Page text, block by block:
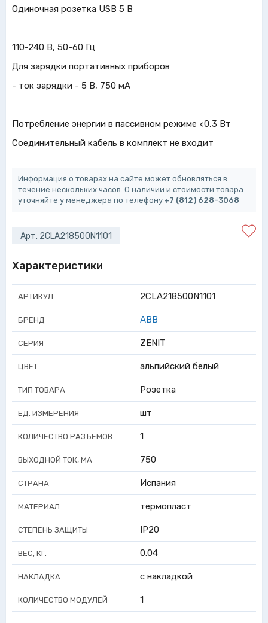
Одиночная розетка USB 5 В
110-240 В, 50-60 Гц
Для зарядки портативных приборов
- ток зарядки - 5 В, 750 мА
Потребление энергии в пассивном режиме <0,3 Вт
Соединительный кабель в комплект не входит
Информация о товарах на сайте может обновляться в
течение нескольких часов. О наличии и стоимости товара
уточняйте у менеджера по телефону +7 (812) 628-3068
Арт. 2CLA218500N1101
Характеристики
АРТИКУЛ 2CLA218500N1101
БРЕНД ABB
СЕРИЯ ZENIT
ЦВЕТ альпийский белый
ТИП ТОВАРА Розетка
ЕД. ИЗМЕРЕНИЯ шт
КОЛИЧЕСТВО РАЗЪЕМОВ 1
ВЫХОДНОЙ ТОК, МА 750
СТРАНА Испания
МАТЕРИАЛ термопласт
СТЕПЕНЬ ЗАЩИТЫ IP20
ВЕС, КГ. 0.04
НАКЛАДКА с накладкой
КОЛИЧЕСТВО МОДУЛЕЙ 1